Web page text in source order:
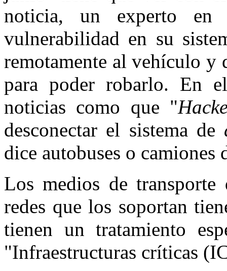
noticia, un experto en
vulnerabilidad en su
remotamente al vehículo y
para poder robarlo. En
noticias como que "
desconectar el sistema de
dice autobuses o camiones
Los medios de transporte
redes que los soportan
tienen un tratamiento
"Infraestructuras críticas